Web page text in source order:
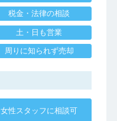
税金・法律の相談
土・日も営業
周りに知られず売却
女性スタッフに相談可